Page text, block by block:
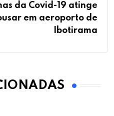
da Covid-19 atinge
em aeroporto de
Ibotirama